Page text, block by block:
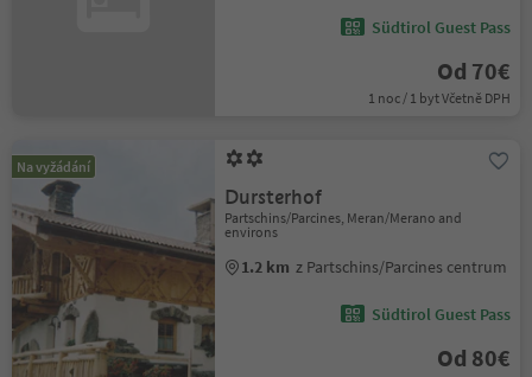
Südtirol Guest Pass
Od 70€
1 noc / 1 byt Včetně DPH
Na vyžádání
Dursterhof
Partschins/Parcines, Meran/Merano and
environs
1.2 km z Partschins/Parcines centrum
Südtirol Guest Pass
Od 80€